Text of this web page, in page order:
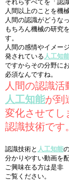
それらすべてを「認
人間以上のことを機
人間の認識がどうな
もちろん機械の研究
す。
人間の感情やイメー
発されている 人工知
ですからその分野に
必須なんですね。
人間の認識活
人工知能が到
変化させてし
認識技術です
認識技術と 人工知能
分かりやすい動画を
ご興味在る方は是非
ご覧ください。